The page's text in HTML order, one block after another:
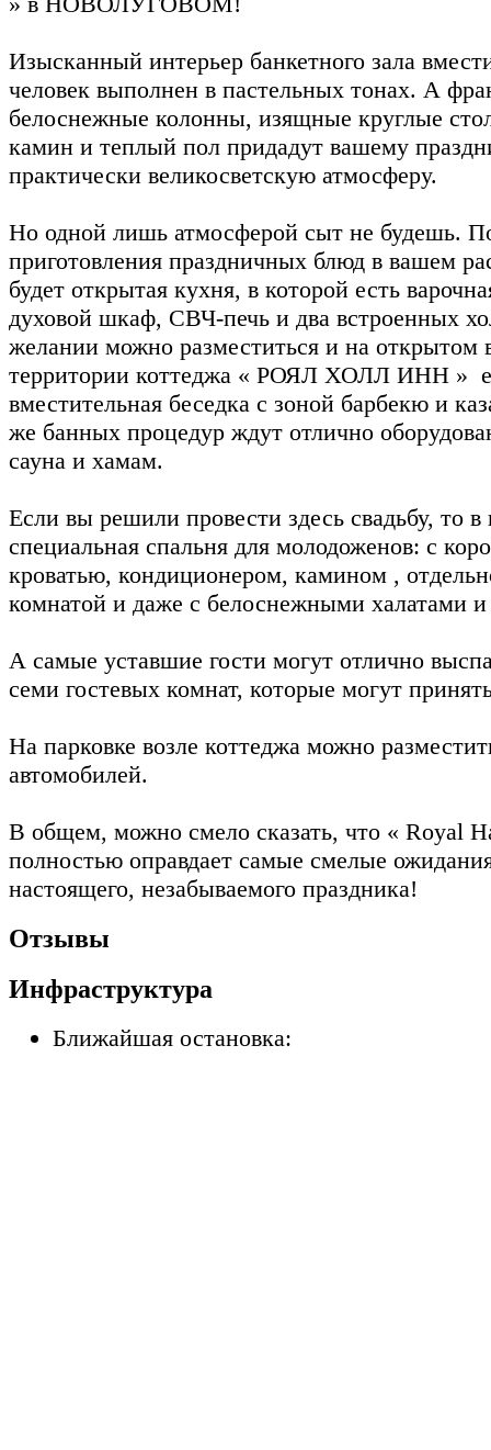
Изысканный интерьер банкетного зала
человек выполнен в пастельных тонах. А
белоснежные колонны, изящные круглые
камин и теплый пол придадут вашему
практически великосветскую атмосферу.
Но одной лишь атмосферой сыт не будешь.
приготовления праздничных блюд в вашем
будет открытая кухня, в которой есть
духовой шкаф, СВЧ-печь и два встроенных
желании можно разместиться и на открытом
территории коттеджа « РОЯЛ ХОЛЛ ИНН »
вместительная беседка с зоной барбекю и
же банных процедур ждут отлично
сауна и хамам.
Если вы решили провести здесь свадьбу, то в
специальная спальня для молодоженов: с
кроватью, кондиционером, камином ,
комнатой и даже с белоснежными халатами
А самые уставшие гости могут отлично
семи гостевых комнат, которые могут
На парковке возле коттеджа можно
автомобилей.
В общем, можно смело сказать, что « Royal
полностью оправдает самые смелые
настоящего, незабываемого праздника!
Отзывы
Инфраструктура
Ближайшая остановка: